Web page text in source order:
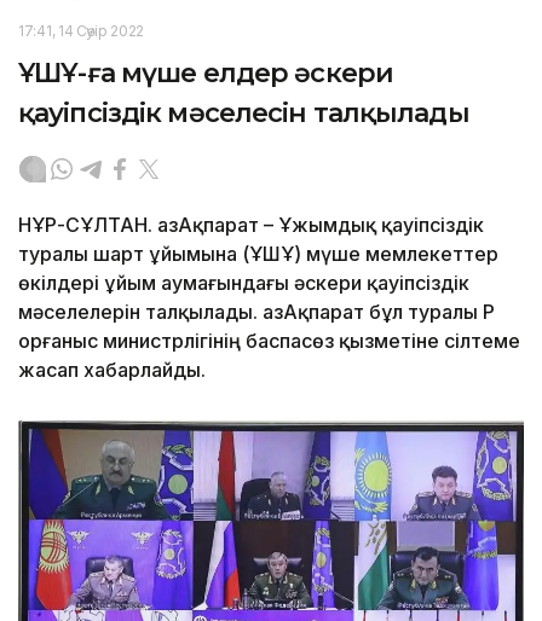
17:41, 14 Сәуір 2022
ҰҚШҰ-ға мүше елдер әскери
қауіпсіздік мәселесін талқылады
НҰР-СҰЛТАН. ҚазАқпарат – Ұжымдық қауіпсіздік
туралы шарт ұйымына (ҰҚШҰ) мүше мемлекеттер
өкілдері ұйым аумағындағы әскери қауіпсіздік
мәселелерін талқылады. ҚазАқпарат бұл туралы ҚР
Қорғаныс министрлігінің баспасөз қызметіне сілтеме
жасап хабарлайды.